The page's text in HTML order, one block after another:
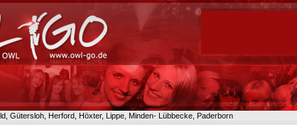
Gütersloh, Herford, Höxter, Lippe, Minden- Lübbecke, Paderborn